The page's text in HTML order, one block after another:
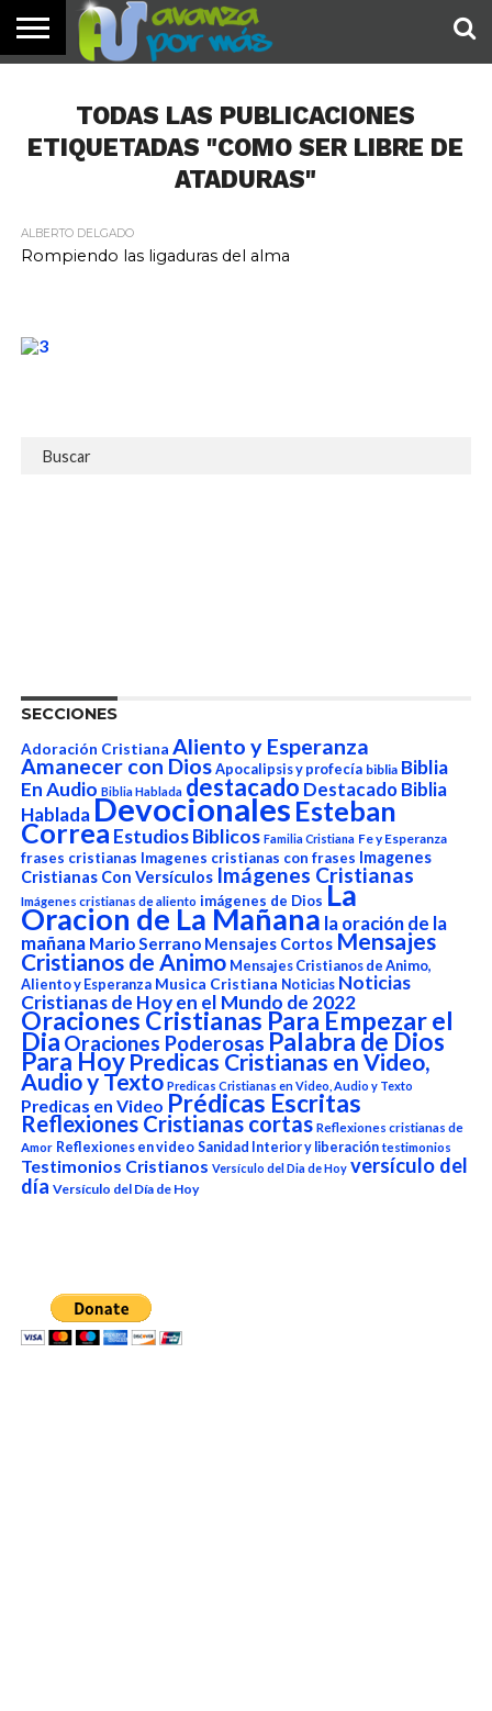
DE HOY
NOSOTROS
TODAS LAS PUBLICACIONES
ETIQUETADAS "COMO SER LIBRE DE
ATADURAS"
ALBERTO DELGADO
Rompiendo las ligaduras del alma
SECCIONES
Adoración Cristiana Aliento y Esperanza
Amanecer con Dios Apocalipsis y profecía biblia Biblia
En Audio Biblia Hablada destacado Destacado Biblia
HabladaDevocionalesEsteban
Correa Estudios Biblicos Familia Cristiana Fe y Esperanza
frases cristianas Imagenes cristianas con frases Imagenes
Cristianas Con Versículos Imágenes Cristianas
Imágenes cristianas de aliento imágenes de Dios La
Oracion de La Mañana la oración de la
mañana Mario Serrano Mensajes Cortos Mensajes
Cristianos de Animo Mensajes Cristianos de Animo,
Aliento y Esperanza Musica Cristiana Noticias Noticias
Cristianas de Hoy en el Mundo de 2022
Oraciones Cristianas Para Empezar el
Dia Oraciones Poderosas Palabra de Dios
Para Hoy Predicas Cristianas en Video,
Audio y Texto Predicas Cristianas en Video, Audio y Texto
Predicas en Video Prédicas Escritas
Reflexiones Cristianas cortas Reflexiones cristianas de
Amor Reflexiones en video Sanidad Interior y liberación testimonios
Testimonios Cristianos Versículo del Dia de Hoy versículo del
día Versículo del Día de Hoy